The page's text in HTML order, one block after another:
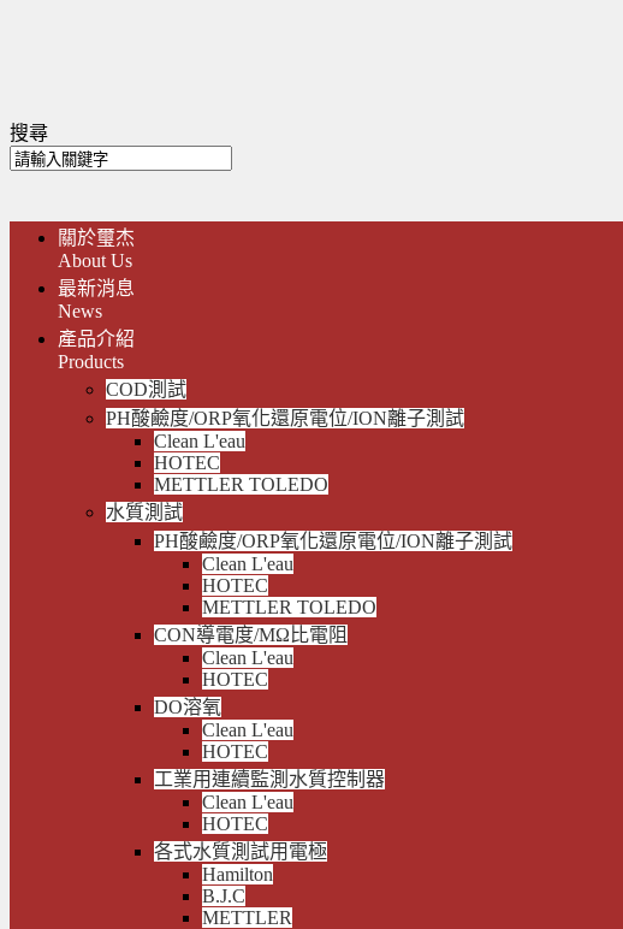
搜尋
關於璽杰
About Us
最新消息
News
產品介紹
Products
COD測試
PH酸鹼度/ORP氧化還原電位/ION離子測試
Clean L'eau
HOTEC
METTLER TOLEDO
水質測試
PH酸鹼度/ORP氧化還原電位/ION離子測試
Clean L'eau
HOTEC
METTLER TOLEDO
CON導電度/MΩ比電阻
Clean L'eau
HOTEC
DO溶氧
Clean L'eau
HOTEC
工業用連續監測水質控制器
Clean L'eau
HOTEC
各式水質測試用電極
Hamilton
B.J.C
METTLER